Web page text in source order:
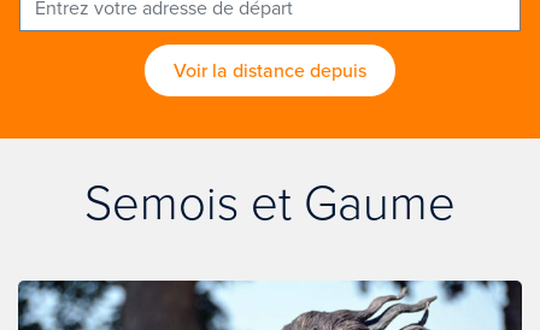
Voir la distance depuis
Semois et Gaume